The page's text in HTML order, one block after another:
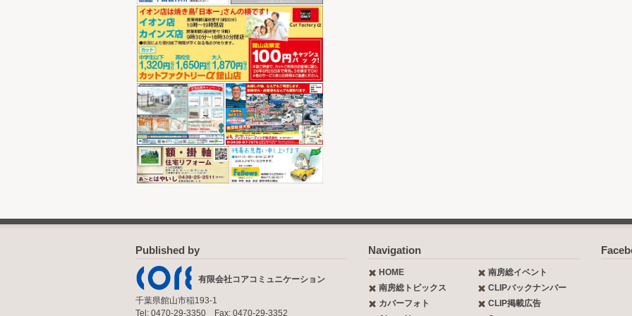
Published by
有限会社コアコミュニケーション
千葉県館山市稲193-1
Tel: 0470-29-3350 Fax: 0470-29-3352
Navigation
HOME
南房総イベント
南房総トピックス
CLIPバックナンバー
カバーフォト
CLIP掲載広告